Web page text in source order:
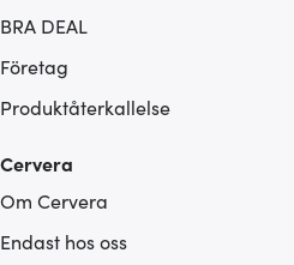
BRA DEAL
Företag
Produktåterkallelse
Cervera
Om Cervera
Endast hos oss